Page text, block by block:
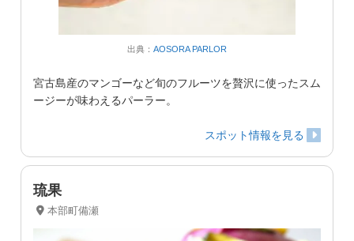
出典： AOSORA PARLOR
宮古島産のマンゴーなど旬のフルーツを贅沢に使ったスム
ージーが味わえるパーラー。
スポット情報を見る
琉果
本部町備瀬